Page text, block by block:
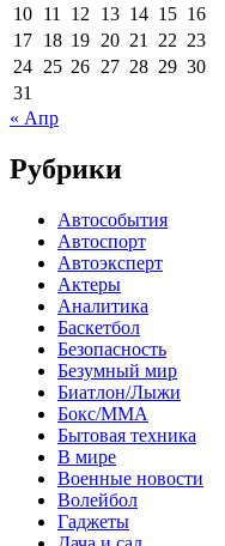
10 11 12 13 14 15 16
17 18 19 20 21 22 23
24 25 26 27 28 29 30
31
« Апр
Рубрики
Автособытия
Автоспорт
Автоэксперт
Актеры
Аналитика
Баскетбол
Безопасность
Безумный мир
Биатлон/Лыжи
Бокс/MMA
Бытовая техника
В мире
Военные новости
Волейбол
Гаджеты